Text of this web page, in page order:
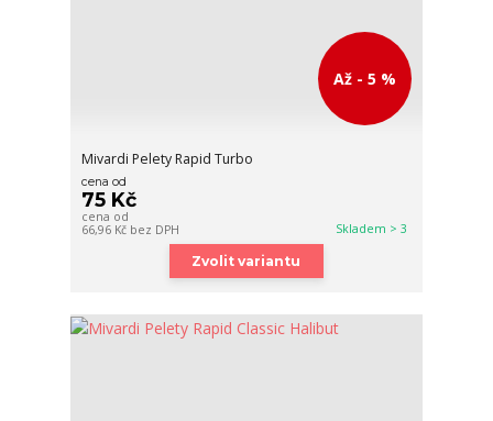
Až - 5 %
Mivardi Pelety Rapid Turbo
cena od
75 Kč
cena od
66,96 Kč bez DPH Skladem > 3
Zvolit variantu